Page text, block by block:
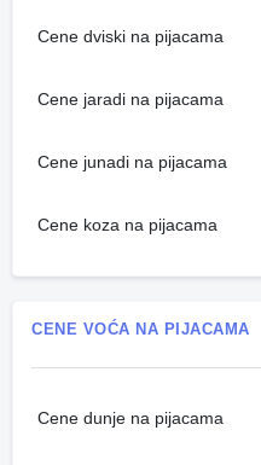
Cene dviski na pijacama
Cene jaradi na pijacama
Cene junadi na pijacama
Cene koza na pijacama
CENE VOĆA NA PIJACAMA
Cene dunje na pijacama